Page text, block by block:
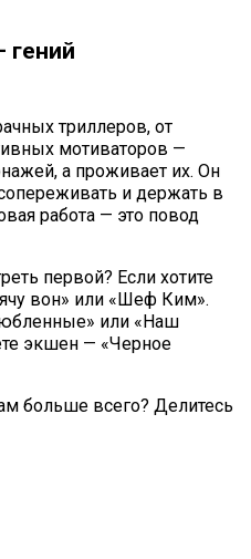
гений
триллеров, от
мотиваторов —
а проживает их. Он
и держать в
работа — это повод
первой? Если хотите
вон» или «Шеф Ким».
или «Наш
экшен — «Черное
больше всего? Делитесь